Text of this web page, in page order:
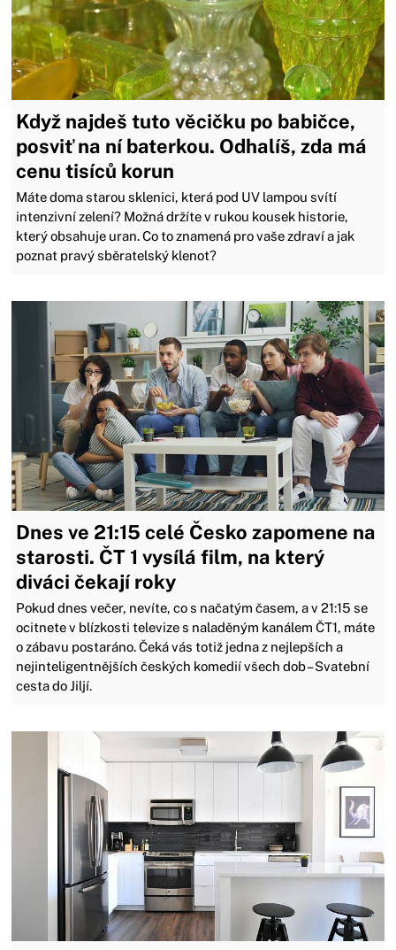
Když najdeš tuto věcičku po babičce,
posviť na ní baterkou. Odhalíš, zda má
cenu tisíců korun
Máte doma starou sklenici, která pod UV lampou svítí
intenzivní zelení? Možná držíte v rukou kousek historie,
který obsahuje uran. Co to znamená pro vaše zdraví a jak
poznat pravý sběratelský klenot?
Dnes ve 21:15 celé Česko zapomene na
starosti. ČT 1 vysílá film, na který
diváci čekají roky
Pokud dnes večer, nevíte, co s načatým časem, a v 21:15 se
ocitnete v blízkosti televize s naladěným kanálem ČT1, máte
o zábavu postaráno. Čeká vás totiž jedna z nejlepších a
nejinteligentnějších českých komedií všech dob – Svatební
cesta do Jiljí.